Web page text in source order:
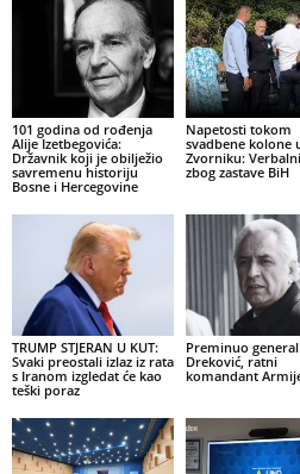
101 godina od rođenja
Alije Izetbegovića:
Državnik koji je obilježio
savremenu historiju
Bosne i Hercegovine
Napetosti tokom
svadbene kolone
Zvorniku:
zbog zastave BiH
TRUMP STJERAN U KUT:
Svaki preostali izlaz iz rata
s Iranom izgledat će kao
teški poraz
Preminuo
Dreković, ratni
komandant